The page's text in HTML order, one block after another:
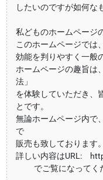
したいのですが如何な
私どものホームページ
このホームページでは
効能を判りやすく一般
ホームページの趣旨は
法」
を体験していただき、
とです。
無論ホームページ内で
で
販売も致しております。
詳しい内容はURL:
でご覧になってくだ